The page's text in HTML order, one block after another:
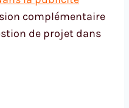
complémentaire
de projet dans